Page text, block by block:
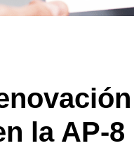
la AP-8